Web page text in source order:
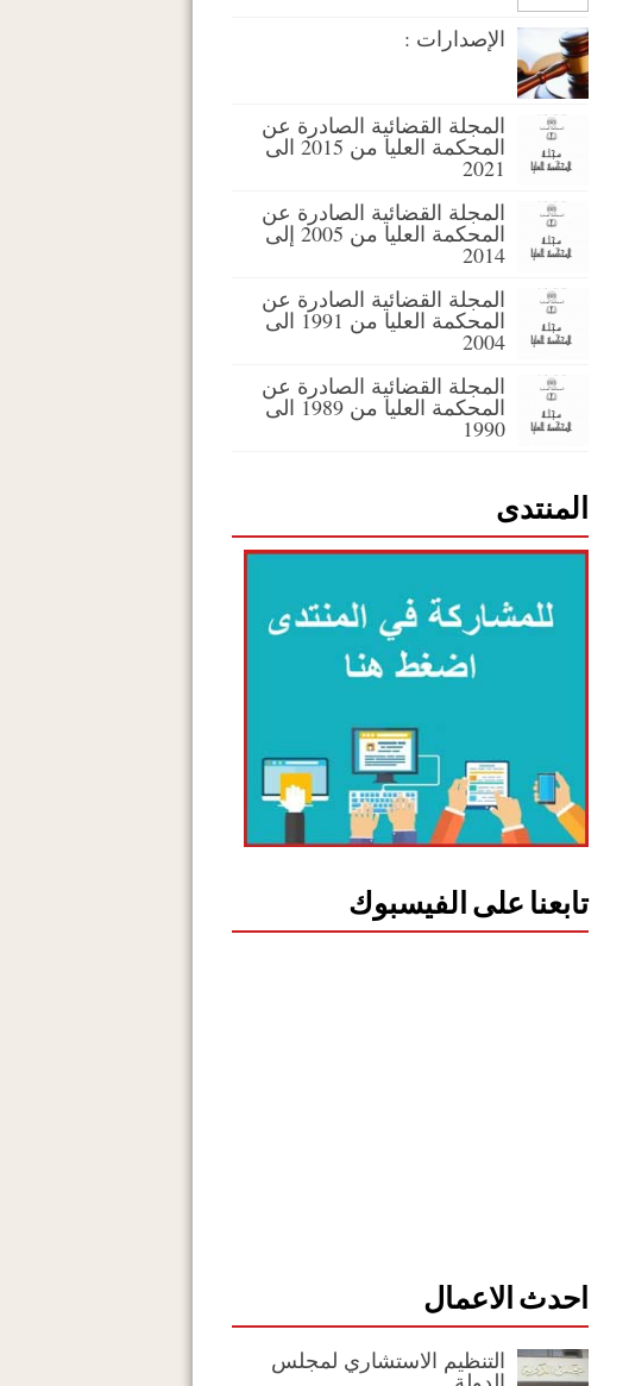
الإصدارات :
المجلة القضائية الصادرة عن
المحكمة العليا من 2015 الى
2021
المجلة القضائية الصادرة عن
المحكمة العليا من 2005 إلى
2014
المجلة القضائية الصادرة عن
المحكمة العليا من 1991 الى
2004
المجلة القضائية الصادرة عن
المحكمة العليا من 1989 الى
1990
المنتدى
تابعنا على الفيسبوك
احدث الاعمال
التنظيم الاستشاري لمجلس